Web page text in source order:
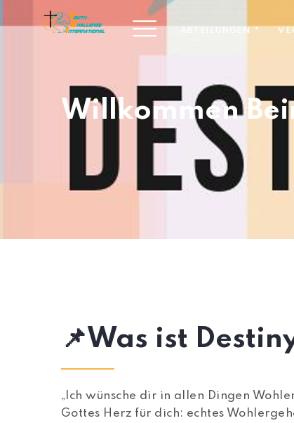
ABTEILUNGEN
Willkommen
📌Was ist
„Ich wünsche dir in allen Dingen
Gottes Herz für dich: echtes